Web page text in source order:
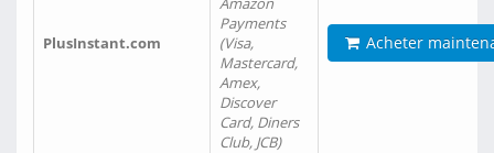
PlusInstant.com
Payments
(Visa,
Mastercard,
Amex,
Discover
Card, Diners
Club, JCB)
Acheter